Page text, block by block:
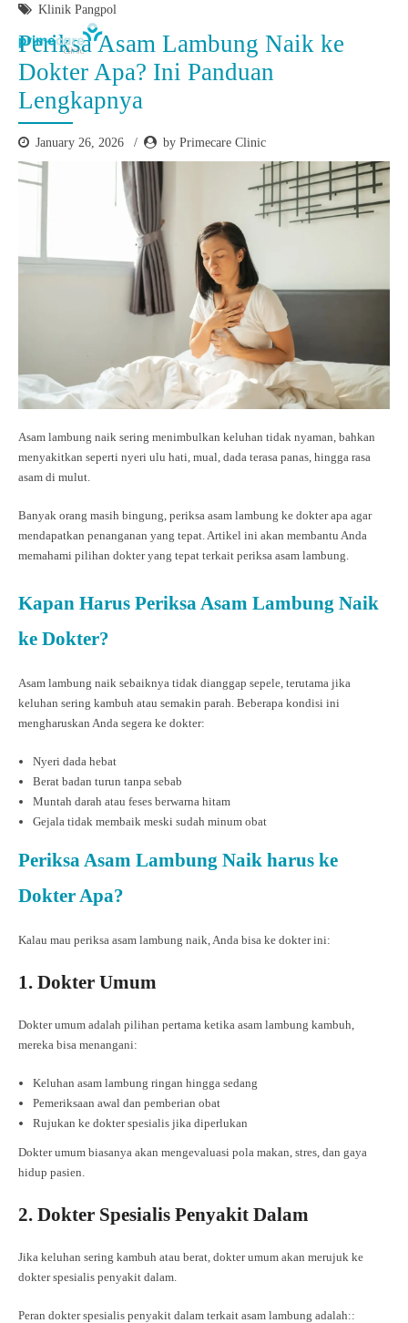
Klinik Pangpol
Periksa Asam Lambung Naik ke
Dokter Apa? Ini Panduan
Lengkapnya
January 26, 2026 by Primecare Clinic
Asam lambung naik sering menimbulkan keluhan tidak nyaman, bahkan
menyakitkan seperti nyeri ulu hati, mual, dada terasa panas, hingga rasa
asam di mulut.
Banyak orang masih bingung, periksa asam lambung ke dokter apa agar
mendapatkan penanganan yang tepat. Artikel ini akan membantu Anda
memahami pilihan dokter yang tepat terkait periksa asam lambung.
Kapan Harus Periksa Asam Lambung Naik
ke Dokter?
Asam lambung naik sebaiknya tidak dianggap sepele, terutama jika
keluhan sering kambuh atau semakin parah. Beberapa kondisi ini
mengharuskan Anda segera ke dokter:
Nyeri dada hebat
Berat badan turun tanpa sebab
Muntah darah atau feses berwarna hitam
Gejala tidak membaik meski sudah minum obat
Periksa Asam Lambung Naik harus ke
Dokter Apa?
Kalau mau periksa asam lambung naik, Anda bisa ke dokter ini:
1. Dokter Umum
Dokter umum adalah pilihan pertama ketika asam lambung kambuh,
mereka bisa menangani:
Keluhan asam lambung ringan hingga sedang
Pemeriksaan awal dan pemberian obat
Rujukan ke dokter spesialis jika diperlukan
Dokter umum biasanya akan mengevaluasi pola makan, stres, dan gaya
hidup pasien.
2. Dokter Spesialis Penyakit Dalam
Jika keluhan sering kambuh atau berat, dokter umum akan merujuk ke
dokter spesialis penyakit dalam.
Peran dokter spesialis penyakit dalam terkait asam lambung adalah::